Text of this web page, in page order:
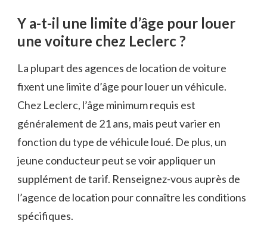
Y a-t-il une limite d’âge pour louer
une voiture chez Leclerc ?
La plupart des agences de location de voiture
fixent une limite d’âge pour louer un véhicule.
Chez Leclerc, l’âge minimum requis est
généralement de 21 ans, mais peut varier en
fonction du type de véhicule loué. De plus, un
jeune conducteur peut se voir appliquer un
supplément de tarif. Renseignez-vous auprès de
l’agence de location pour connaître les conditions
spécifiques.